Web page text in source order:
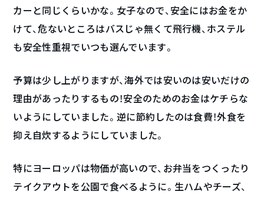
カーと同じくらいかな。女子なので、安全にはお金をか
けて、危ないところはバスじゃ無くて飛行機、ホステル
も安全性重視でいつも選んでいます。
予算は少し上がりますが、海外では安いのは安いだけの
理由があったりするもの！安全のためのお金はケチらな
いようにしていました。逆に節約したのは食費！外食を
抑え自炊するようにしていました。
特にヨーロッパは物価が高いので、お弁当をつくったり
テイクアウトを公園で食べるように。生ハムやチーズ、